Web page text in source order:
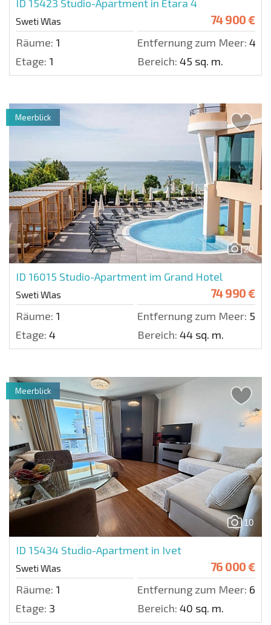
ID 15423 Studio-Apartment in Etara 4
Sweti Wlas 74 900 €
Räume: 1 Entfernung zum Meer: 400
Etage: 1 Bereich: 45 sq. m.
20
ID 16015 Studio-Apartment im Grand Hotel
Sweti Wlas 74 990 €
Räume: 1 Entfernung zum Meer: 50
Etage: 4 Bereich: 44 sq. m.
Meerblick
10
ID 15434 Studio-Apartment in Ivet
Sweti Wlas 76 000 €
Räume: 1 Entfernung zum Meer: 600
Etage: 3 Bereich: 40 sq. m.
Meerblick